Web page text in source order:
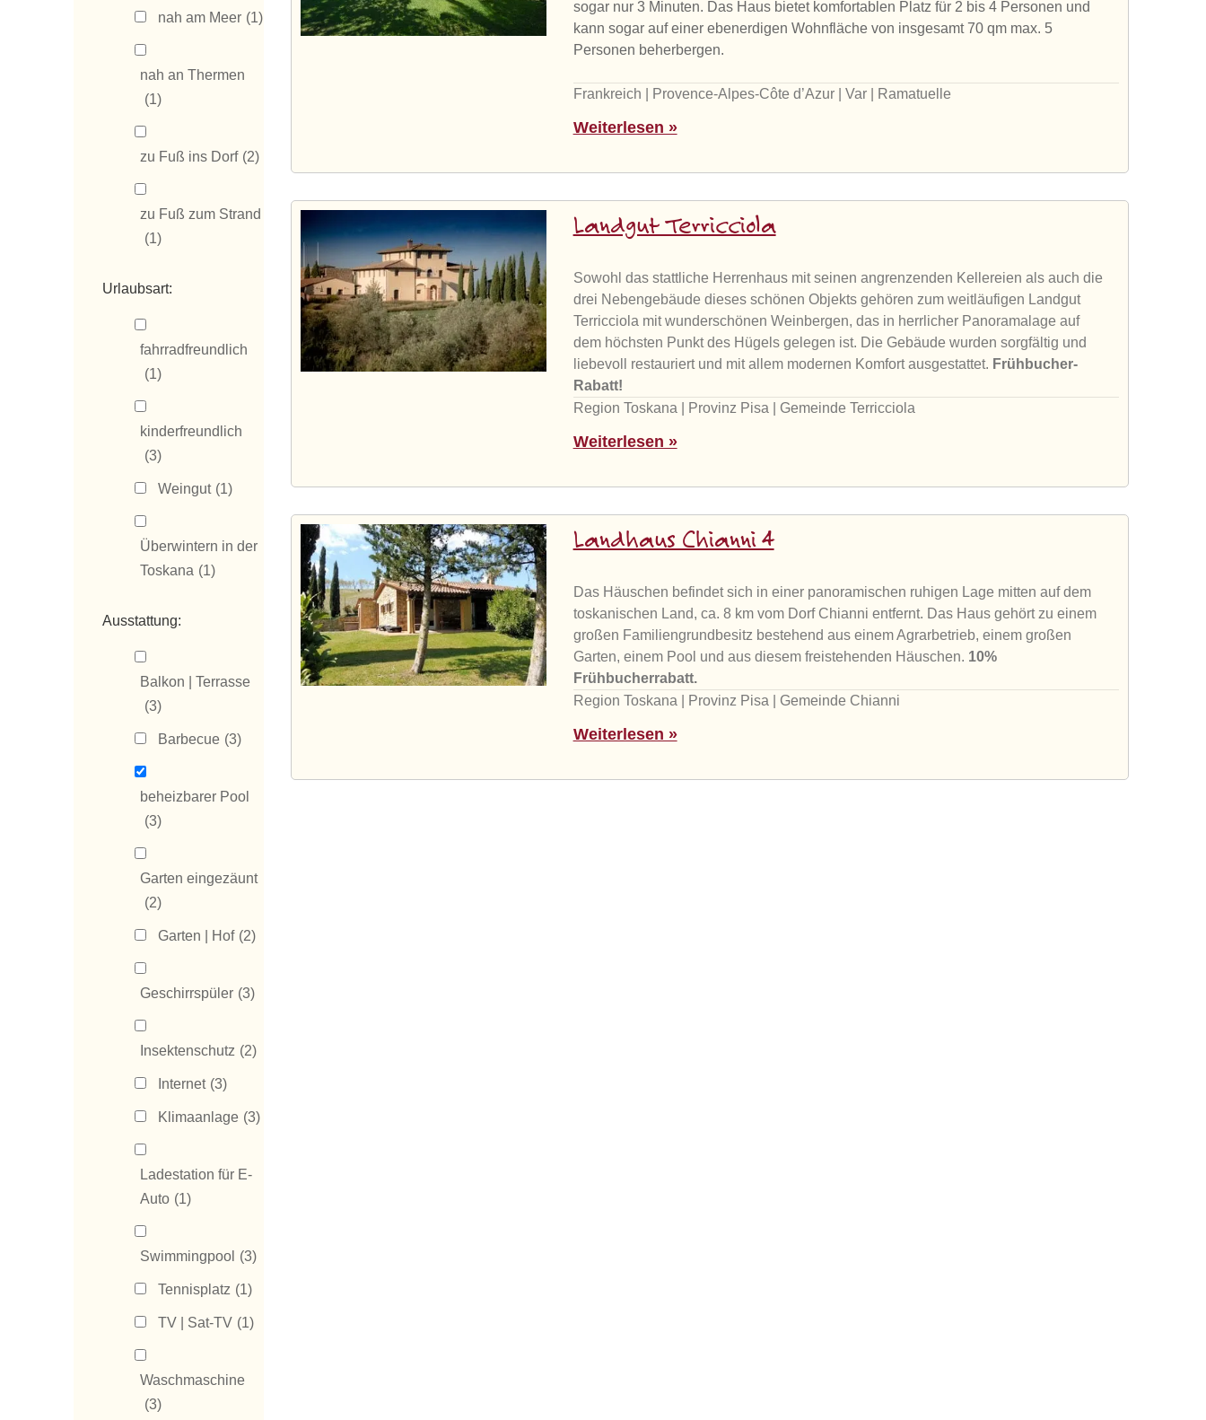
nah am Meer (1)
nah an Thermen
(1)
zu Fuß ins Dorf (2)
zu Fuß zum Strand
(1)
Urlaubsart:
fahrradfreundlich
(1)
kinderfreundlich
(3)
Weingut (1)
Überwintern in der
Toskana (1)
Ausstattung:
Balkon | Terrasse
(3)
Barbecue (3)
beheizbarer Pool
(3)
Garten eingezäunt
(2)
Garten | Hof (2)
Geschirrspüler (3)
Insektenschutz (2)
Internet (3)
Klimaanlage (3)
Ladestation für E-
Auto (1)
Swimmingpool (3)
Tennisplatz (1)
TV | Sat-TV (1)
Waschmaschine
(3)
sogar nur 3 Minuten. Das Haus bietet komfortablen Platz für 2 bis 4 Personen und
kann sogar auf einer ebenerdigen Wohnfläche von insgesamt 70 qm max. 5
Personen beherbergen.
Frankreich | Provence-Alpes-Côte d’Azur | Var | Ramatuelle
Weiterlesen »
Landgut Terricciola
Sowohl das stattliche Herrenhaus mit seinen angrenzenden Kellereien als auch die
drei Nebengebäude dieses schönen Objekts gehören zum weitläufigen Landgut
Terricciola mit wunderschönen Weinbergen, das in herrlicher Panoramalage auf
dem höchsten Punkt des Hügels gelegen ist. Die Gebäude wurden sorgfältig und
liebevoll restauriert und mit allem modernen Komfort ausgestattet. Frühbucher-
Rabatt!
Region Toskana | Provinz Pisa | Gemeinde Terricciola
Weiterlesen »
Landhaus Chianni 4
Das Häuschen befindet sich in einer panoramischen ruhigen Lage mitten auf dem
toskanischen Land, ca. 8 km vom Dorf Chianni entfernt. Das Haus gehört zu einem
großen Familiengrundbesitz bestehend aus einem Agrarbetrieb, einem großen
Garten, einem Pool und aus diesem freistehenden Häuschen. 10%
Frühbucherrabatt.
Region Toskana | Provinz Pisa | Gemeinde Chianni
Weiterlesen »